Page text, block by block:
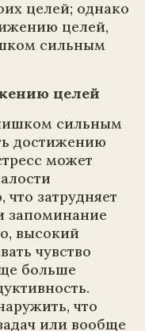
целей; однако
целей,
сильным
целей
сильным
достижению
может
затрудняет
запоминание
высокий
чувство
больше
что
или вообще